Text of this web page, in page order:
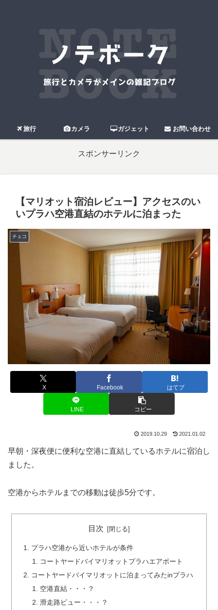
旅行 カメラ ガジェット お問い合わせ
スポンサーリンク
【マリオット宿泊レビュー】アクセスのい
いプラハ空港直結のホテルに泊まった
チェコ
X Facebook はてブ
LINE コピー
2019.10.29 2021.01.02
早朝・深夜便に便利な空港に直結しているホテルに宿泊し
ました。
空港からホテルまでの移動は徒歩5分です。
目次
プラハ空港から近いホテルが条件
コートヤードバイマリオットプラハエアポート
コートヤードバイマリオットに泊まってみたinプラハ
空港直結・・・？
滑走路ビュー・・・？